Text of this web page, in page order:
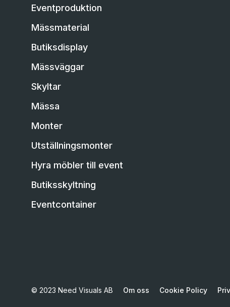
Eventproduktion
Mässmaterial
Butiksdisplay
Mässväggar
Skyltar
Mässa
Monter
Utställningsmonter
Hyra möbler till event
Butiksskyltning
Eventcontainer
© 2023 Need Visuals AB Om oss Cookie Policy